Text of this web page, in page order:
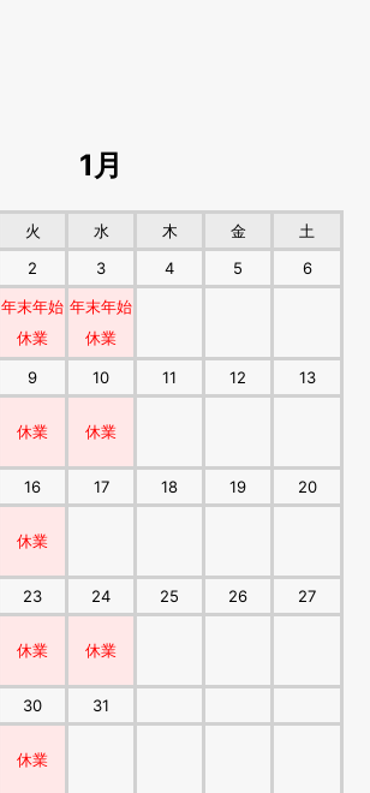
1月
火 水 木 金
土
2 3 4 5
6
年末年始
休業
年末年始
休業
9 10 11 12
13
休業 休業
16 17 18 19
20
休業
23 24 25 26
27
休業 休業
30
31
休業